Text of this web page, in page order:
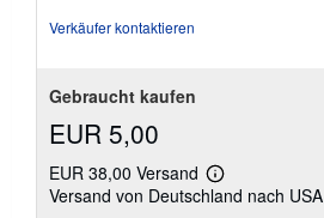
Verkäufer kontaktieren
Gebraucht kaufen
EUR 5,00
EUR 38,00 Versand
Weitere
Informationen
Versand von Deutschland nach USA